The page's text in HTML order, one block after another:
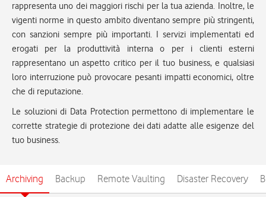
rappresenta uno dei maggiori rischi per la tua azienda. Inoltre, le
vigenti norme in questo ambito diventano sempre più stringenti,
con sanzioni sempre più importanti. I servizi implementati ed
erogati per la produttività interna o per i clienti esterni
rappresentano un aspetto critico per il tuo business, e qualsiasi
loro interruzione può provocare pesanti impatti economici, oltre
che di reputazione.
Le soluzioni di Data Protection permettono di implementare le
corrette strategie di protezione dei dati adatte alle esigenze del
tuo business.
Archiving Backup Remote Vaulting Disaster Recovery